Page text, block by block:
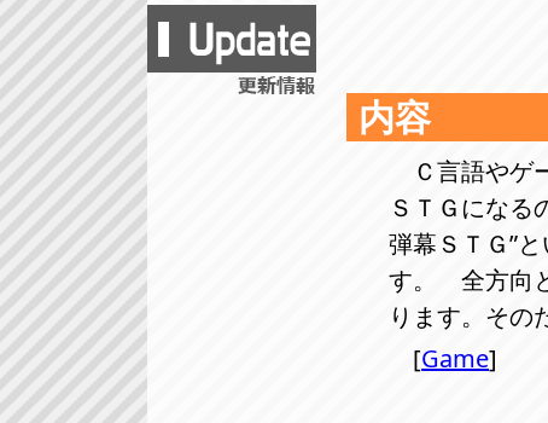
内容
Ｃ言語やゲ
ＳＴＧになる
弾幕ＳＴＧ”
す。 全方向
ります。その
[Game]